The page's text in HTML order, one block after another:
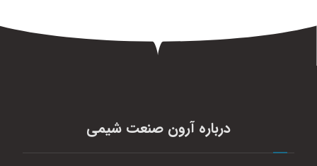
درباره آرون صنعت شیمی